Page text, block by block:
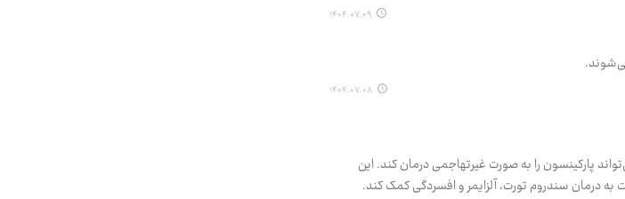
۱۴۰۴.۰۷.۰۹
۱۴۰۴.۰۷.۰۸
پارکینسون را به صورت غیرتهاجمی درمان کند. این
سندروم تورت، آلزایمر و افسردگی کمک کند.